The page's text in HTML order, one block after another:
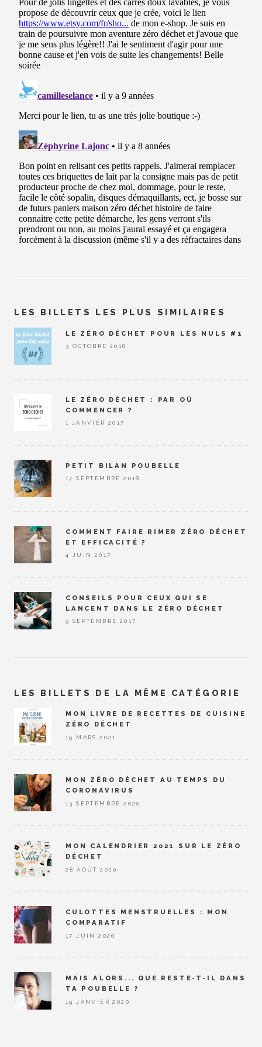
LES BILLETS LES PLUS SIMILAIRES
LE ZÉRO DÉCHET POUR LES NULS #1
3 OCTOBRE 2016
LE ZÉRO DÉCHET : PAR OÙ
COMMENCER ?
1 JANVIER 2017
PETIT BILAN POUBELLE
17 SEPTEMBRE 2018
COMMENT FAIRE RIMER ZÉRO DÉCHET
ET EFFICACITÉ ?
4 JUIN 2017
CONSEILS POUR CEUX QUI SE
LANCENT DANS LE ZÉRO DÉCHET
9 SEPTEMBRE 2017
LES BILLETS DE LA MÊME CATÉGORIE
MON LIVRE DE RECETTES DE CUISINE
ZÉRO DÉCHET
19 MARS 2021
MON ZÉRO DÉCHET AU TEMPS DU
CORONAVIRUS
13 SEPTEMBRE 2020
MON CALENDRIER 2021 SUR LE ZÉRO
DÉCHET
28 AOÛT 2020
CULOTTES MENSTRUELLES : MON
COMPARATIF
17 JUIN 2020
MAIS ALORS... QUE RESTE-T-IL DANS
TA POUBELLE ?
19 JANVIER 2020